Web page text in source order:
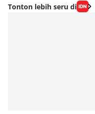
Editor
Fahrul Razi Uni
Tonton lebih seru di